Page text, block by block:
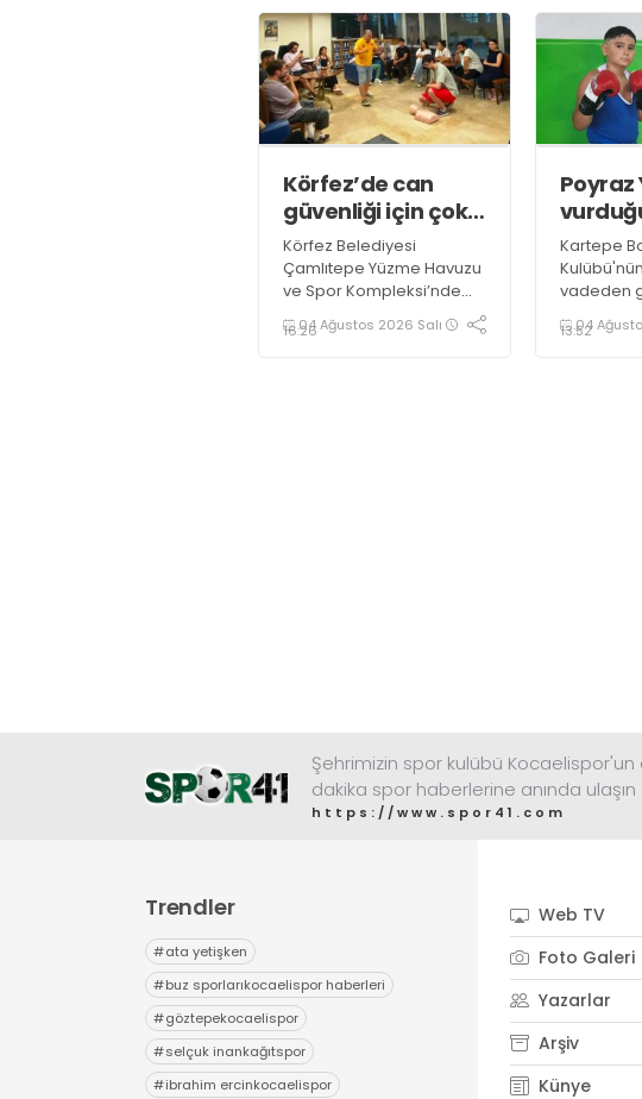
Güreşleri'nde er
meydanına çıkmayacak.
Körfez’de can
güvenliği için çok
önemli eğitim
Körfez Belediyesi
Çamlıtepe Yüzme Havuzu
ve Spor Kompleksi’nde
görev yapan antrenörler,
"Bronz Cankurtaranlık
04 Ağustos 2026 Salı
16:26
Poyraz
Kartepe
vadeden
Poyraz
Türkiye
04
13:52
Şehrimizin spor kulübü
dakika spor haberlerine anında ulaşın
https://www.spor41.com
Trendler
#ata yetişken
#buz sporlarıkocaelispor haberleri
#göztepekocaelispor
#selçuk inankağıtspor
#ibrahim ercinkocaelispor
Web TV
Foto Galeri
Yazarlar
Arşiv
Künye